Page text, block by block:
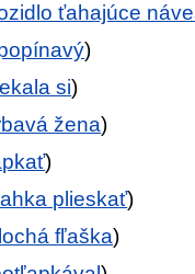
ťahajúce
)
si)
žena)
)
plieskať)
fľaška)